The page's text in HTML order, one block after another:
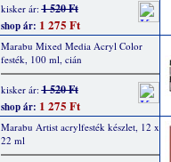
kisker ár:1 520 Ft
shop ár: 1 275 Ft
Marabu Mixed Media Acryl Color
festék, 100 ml, cián
kisker ár:1 520 Ft
shop ár: 1 275 Ft
Marabu Artist acrylfesték készlet, 12 x
22 ml